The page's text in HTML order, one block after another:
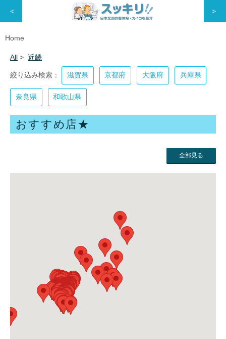
Home
All > 近畿
滋賀県 京都府 大阪府 兵庫県
奈良県 和歌山県
おすすめ店★
全部見る
< >